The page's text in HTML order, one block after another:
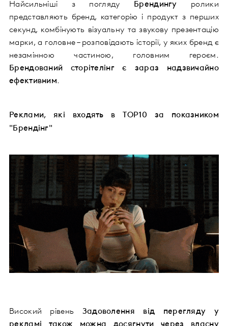
Найсильніші з погляду Брендингу ролики
представляють бренд, категорію і продукт з перших
секунд, комбінують візуальну та звукову презентацію
марки, а головне – розповідають історії, у яких бренд є
незамінною частиною, головним героєм.
Брендований сторітелінг є зараз надзвичайно
ефективним.
Реклами, які входять в TOP10 за показником
"Брендінг"
Високий рівень Задоволення від перегляду
у